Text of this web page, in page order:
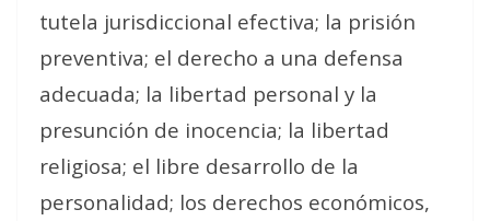
tutela jurisdiccional efectiva; la prisión
preventiva; el derecho a una defensa
adecuada; la libertad personal y la
presunción de inocencia; la libertad
religiosa; el libre desarrollo de la
personalidad; los derechos económicos,